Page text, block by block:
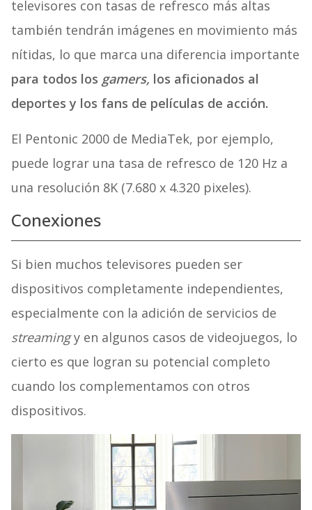
televisores con tasas de refresco más altas
también tendrán imágenes en movimiento más
nítidas, lo que marca una diferencia importante
para todos los gamers, los aficionados al
deportes y los fans de películas de acción.
El Pentonic 2000 de MediaTek, por ejemplo,
puede lograr una tasa de refresco de 120 Hz a
una resolución 8K (7.680 x 4.320 pixeles).
Conexiones
Si bien muchos televisores pueden ser
dispositivos completamente independientes,
especialmente con la adición de servicios de
streamingy en algunos casos de videojuegos, lo
cierto es que logran su potencial completo
cuando los complementamos con otros
dispositivos.